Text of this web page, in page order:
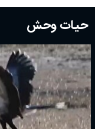
دعای روز بیستم ماه رمضان؛ ۱۹ اسفند ۱۴۰۴
دعای روز هشتم ماه مبارک رمضان؛ ۷ اسفند
دعای روز هفتم ماه رمضان؛ ۶ اسفند ۱۴۰۴
دعای روز ششم ماه رمضان؛ ۵ اسفند ۱۴۰۴
دعای روز پنجم ماه رمضان؛ ۴ اسفند ۱۴۰۴
دعای روز چهارم ماه مبارک رمضان؛ ۳
دعای روز سوم ماه مبارک رمضان؛ ۱۴
دعای روز دوم ماه مبارک رمضان ۱ اسفند
حیات وحش